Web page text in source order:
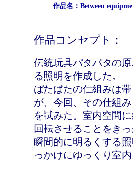
作品名：Between
作品コンセプト：
伝統玩具パタパタの
る照明を作成した。
ぱたぱたの仕組みは
が、今回、その仕組
を試みた。室内空間
回転させることをき
瞬間的に明るくする
っかけにゆっくり室